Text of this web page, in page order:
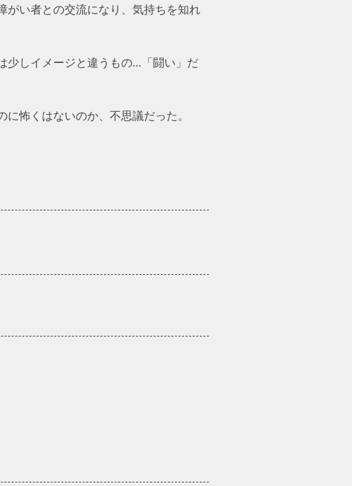
がい者との交流になり、気持ちを知れ
しイメージと違うもの…「闘い」だっ
怖くはないのか、不思議だった。